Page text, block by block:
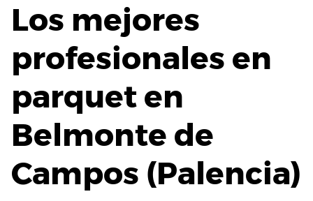
Los mejores
profesionales en
parquet en
Belmonte de
Campos (Palencia)